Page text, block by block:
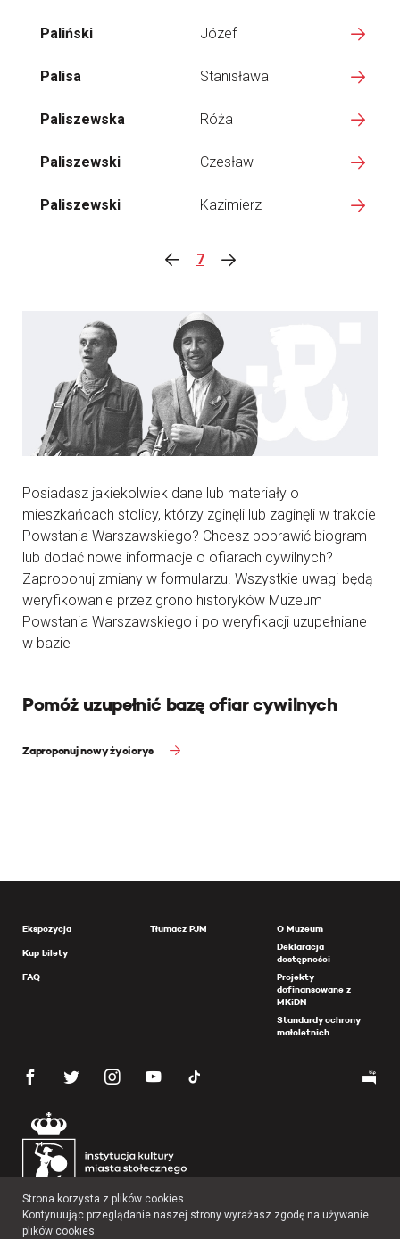
Paliński Józef
Palisa Stanisława
Paliszewska Róża
Paliszewski Czesław
Paliszewski Kazimierz
7
Posiadasz jakiekolwiek dane lub materiały o
mieszkańcach stolicy, którzy zginęli lub zaginęli w trakcie
Powstania Warszawskiego? Chcesz poprawić biogram
lub dodać nowe informacje o ofiarach cywilnych?
Zaproponuj zmiany w formularzu. Wszystkie uwagi będą
weryfikowanie przez grono historyków Muzeum
Powstania Warszawskiego i po weryfikacji uzupełniane
w bazie
Pomóż uzupełnić bazę ofiar cywilnych
Zaproponuj nowy życiorys
Ekspozycja
Kup bilety
FAQ
Tłumacz PJM
O Muzeum
Deklaracja
dostępności
Projekty
dofinansowane z
MKiDN
Standardy ochrony
małoletnich
Strona korzysta z plików cookies.
Kontynuując przeglądanie naszej strony wyrażasz zgodę na używanie
plików cookies.